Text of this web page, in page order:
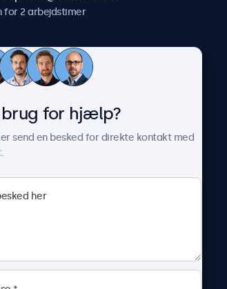
for 2 arbejdstimer
Om Beetronics
Arbejd hos os
brug for hjælp?
send en besked for direkte kontakt med